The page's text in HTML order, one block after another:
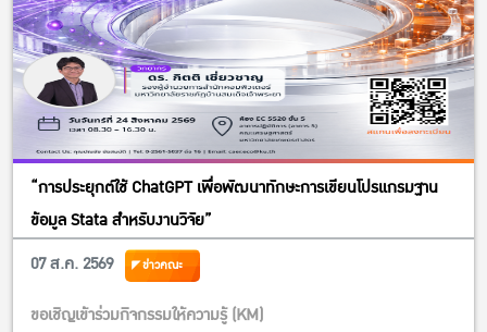
“การประยุกต์ใช้ ChatGPT เพื่อพัฒนาทักษะการเขียนโปรแกรมฐาน
ข้อมูล Stata สำหรับงานวิจัย”
07 ส.ค. 2569
ข่าวคณะ
ขอเชิญเข้าร่วมกิจกรรมให้ความรู้ (KM)